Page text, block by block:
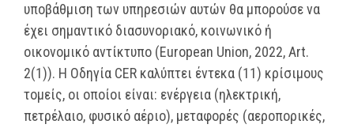
υποβάθμιση των υπηρεσιών αυτών θα μπορούσε να
έχει σημαντικό διασυνοριακό, κοινωνικό ή
οικονομικό αντίκτυπο (European Union, 2022, Art.
2(1)). Η Οδηγία CER καλύπτει έντεκα (11) κρίσιμους
τομείς, οι οποίοι είναι: ενέργεια (ηλεκτρική,
πετρέλαιο, φυσικό αέριο), μεταφορές (αεροπορικές,